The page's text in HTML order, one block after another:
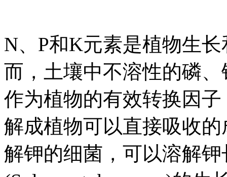
N、P和K元素是植物生
而，土壤中不溶性的磷
作为植物的有效转换因
解成植物可以直接吸收
解钾的细菌，可以溶解